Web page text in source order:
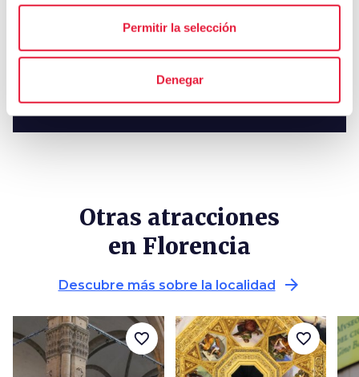
Permitir la selección
Denegar
Otras atracciones
en Florencia
Descubre más sobre la localidad arrow_forward
favorite_border favorite_border